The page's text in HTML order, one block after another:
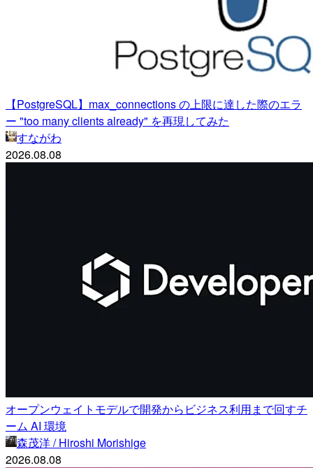
【PostgreSQL】max_connections の上限に達した際のエラ
ー "too many clients already" を再現してみた
すながわ
2026.08.08
オープンウェイトモデルで開発からビジネス利用まで回すチ
ーム AI 環境
森茂洋 / Hiroshi Morishige
2026.08.08